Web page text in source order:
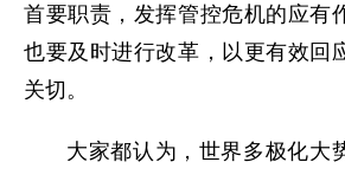
首要职责，发挥管控危机的应有
也要及时进行改革，以更有效回
关切。
大家都认为，世界多极化大